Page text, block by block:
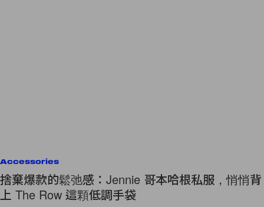
Accessories
捨棄爆款的鬆弛感：Jennie 哥本哈根私服，悄悄背
上 The Row 這顆低調手袋